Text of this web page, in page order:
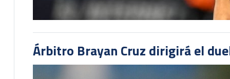
Árbitro Brayan Cruz dirigirá el